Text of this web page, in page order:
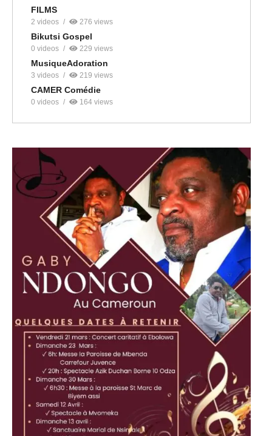
FILMS
2 videos 276 views
Bikutsi Gospel
0 videos 229 views
MusiqueAdoration
3 videos 219 views
CAMER Comédie
0 videos 164 views